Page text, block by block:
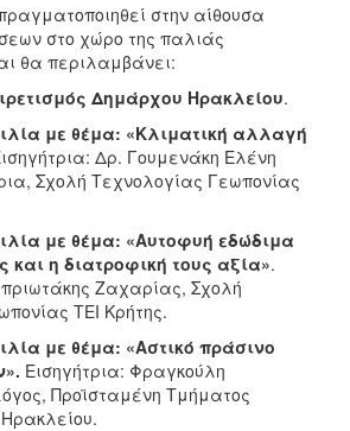
στην αίθουσα
στο χώρο της παλιάς
θα περιλαμβάνει:
Δημάρχου Ηρακλείου.
με θέμα: «Κλιματική αλλαγή
Δρ. Γουμενάκη Ελένη
Σχολή Τεχνολογίας Γεωπονίας
με θέμα: «Αυτοφυή εδώδιμα
και η διατροφική τους αξία».
Ζαχαρίας, Σχολή
ΤΕΙ Κρήτης.
με θέμα: «Αστικό πράσινο
Εισηγήτρια: Φραγκούλη
Προϊσταμένη Τμήματος